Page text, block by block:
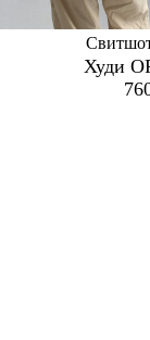
Худи